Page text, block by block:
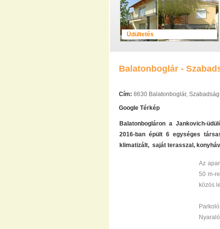
Üdültetés
Balatonboglár -
Cím: 8630 Balatonboglár,
Google Térkép
Balatonbogláron a Jankovich-
2016-ban épült 6 egységes
klimatizált, saját terasszal,
Az
50 m-
közös